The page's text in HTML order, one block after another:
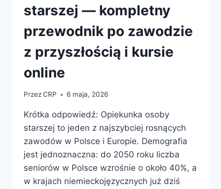
METODZIE
I
ONLINE
starszej — kompletny
przewodnik po zawodzie
z przyszłością i kursie
online
PrzezCRP 6 maja, 2026
Krótka odpowiedź: Opiekunka osoby
starszej to jeden z najszybciej rosnących
zawodów w Polsce i Europie. Demografia
jest jednoznaczna: do 2050 roku liczba
seniorów w Polsce wzrośnie o około 40%, a
w krajach niemieckojęzycznych już dziś